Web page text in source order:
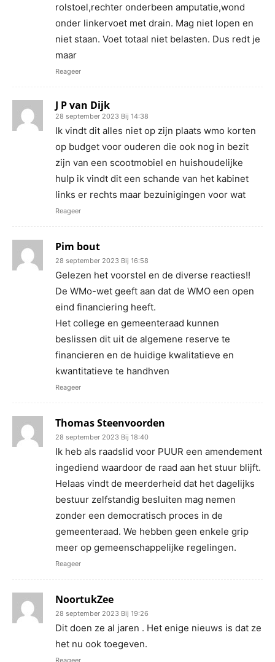
rolstoel,rechter onderbeen amputatie,wond
onder linkervoet met drain. Mag niet lopen en
niet staan. Voet totaal niet belasten. Dus redt je
maar
Reageer
J P van Dijk
28 september 2023 Bij 14:38
Ik vindt dit alles niet op zijn plaats wmo korten
op budget voor ouderen die ook nog in bezit
zijn van een scootmobiel en huishoudelijke
hulp ik vindt dit een schande van het kabinet
links er rechts maar bezuinigingen voor wat
Reageer
Pim bout
28 september 2023 Bij 16:58
Gelezen het voorstel en de diverse reacties!!
De WMo-wet geeft aan dat de WMO een open
eind financiering heeft.
Het college en gemeenteraad kunnen
beslissen dit uit de algemene reserve te
financieren en de huidige kwalitatieve en
kwantitatieve te handhven
Reageer
Thomas Steenvoorden
28 september 2023 Bij 18:40
Ik heb als raadslid voor PUUR een amendement
ingediend waardoor de raad aan het stuur blijft.
Helaas vindt de meerderheid dat het dagelijks
bestuur zelfstandig besluiten mag nemen
zonder een democratisch proces in de
gemeenteraad. We hebben geen enkele grip
meer op gemeenschappelijke regelingen.
Reageer
NoortukZee
28 september 2023 Bij 19:26
Dit doen ze al jaren . Het enige nieuws is dat ze
het nu ook toegeven.
Reageer